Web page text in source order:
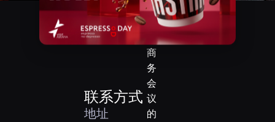
聚
商
务
会
议
的
联系方式
地址